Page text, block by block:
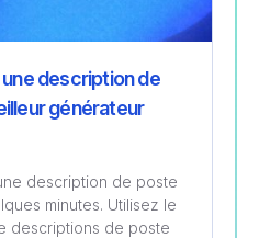
description de
générateur
description de poste
minutes. Utilisez le
descriptions de poste